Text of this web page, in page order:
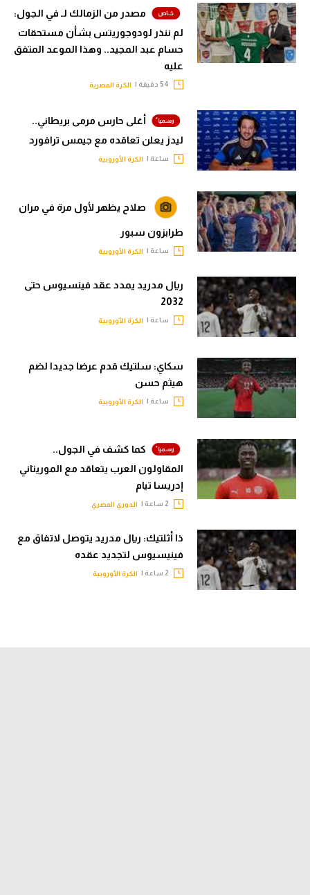
مصدر من الزمالك لـ في الجول:
لم ننذر لودوجوريتس بشأن مستحقات
حسام عبد المجيد.. وهذا الموعد المتفق
عليه
الكرة المصرية
أغلى حارس مرمى بريطاني..
ليدز يعلن تعاقده مع جيمس ترافورد
ساعة | الكرة الأوروبية
صلاح يظهر لأول مرة في مران
طرابزون سبور
ساعة | الكرة الأوروبية
ريال مدريد يمدد عقد فينسيوس حتى
2032
ساعة | الكرة الأوروبية
سكاي: سلتيك قدم عرضا جديدا لضم
هيثم حسن
ساعة | الكرة الأوروبية
كما كشف في الجول..
المقاولون العرب يتعاقد مع الموريتاني
إدريسا تيام
الدوري المصري
ذا أثلتيك: ريال مدريد يتوصل لاتفاق مع
فينيسيوس لتجديد عقده
الكرة الأوروبية